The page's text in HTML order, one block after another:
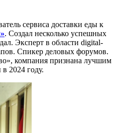
сервиса доставки еды к
. Создал несколько успешных
Эксперт в области digital-
Спикер деловых форумов.
компания признана лучшим
2024 году.